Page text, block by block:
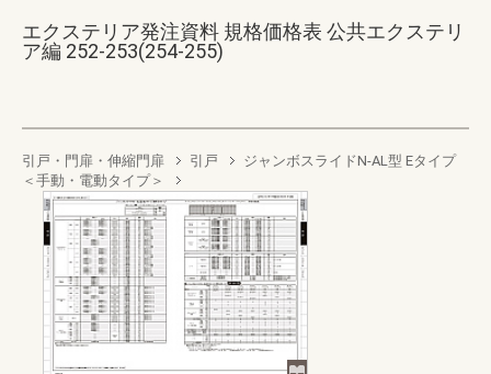
エクステリア発注資料 規格価格表 公共エクステリ
ア編 252-253(254-255)
引戸・門扉・伸縮門扉 引戸
ジャンボスライドN-AL型 Eタイプ
＜手動・電動タイプ＞